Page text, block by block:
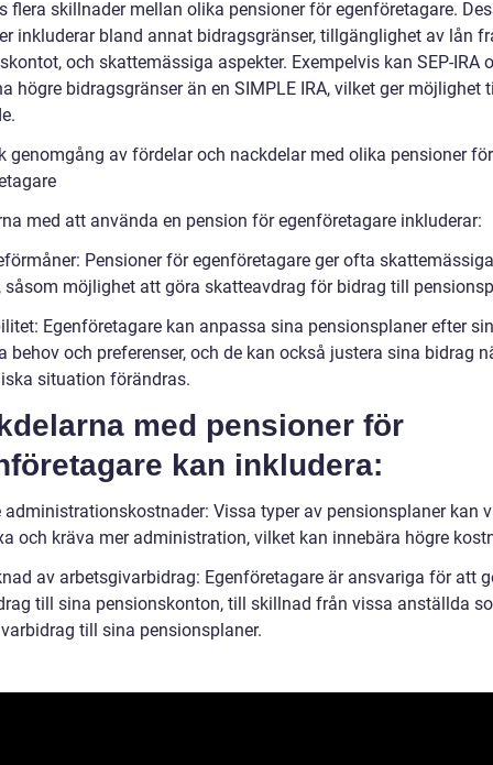
flera skillnader mellan olika pensioner för egenföretagare.
inkluderar bland annat bidragsgränser, tillgänglighet av lån
och skattemässiga aspekter. Exempelvis kan SEP-IRA
högre bidragsgränser än en SIMPLE IRA, vilket ger möjlighet
genomgång av fördelar och nackdelar med olika pensioner för
med att använda en pension för egenföretagare inkluderar:
Pensioner för egenföretagare ger ofta skattemässiga
såsom möjlighet att göra skatteavdrag för bidrag till
Egenföretagare kan anpassa sina pensionsplaner efter
behov och preferenser, och de kan också justera sina bidrag
situation förändras.
med pensioner för
kan inkludera:
administrationskostnader: Vissa typer av pensionsplaner kan
och kräva mer administration, vilket kan innebära högre
av arbetsgivarbidrag: Egenföretagare är ansvariga för att
till sina pensionskonton, till skillnad från vissa anställda
till sina pensionsplaner.